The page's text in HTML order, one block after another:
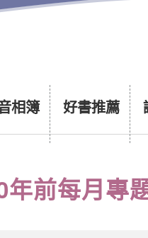
相簿 好書推薦
年前每月專